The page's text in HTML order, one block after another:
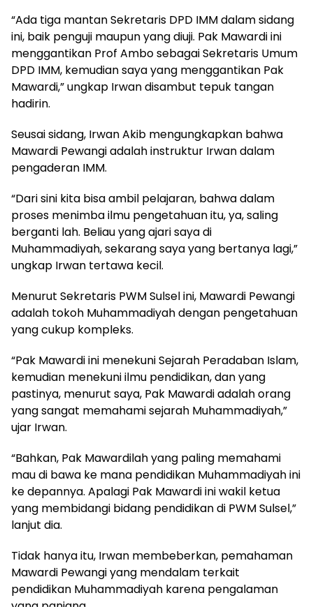
“Ada tiga mantan Sekretaris DPD IMM dalam sidang
ini, baik penguji maupun yang diuji. Pak Mawardi ini
menggantikan Prof Ambo sebagai Sekretaris Umum
DPD IMM, kemudian saya yang menggantikan Pak
Mawardi,” ungkap Irwan disambut tepuk tangan
hadirin.
Seusai sidang, Irwan Akib mengungkapkan bahwa
Mawardi Pewangi adalah instruktur Irwan dalam
pengaderan IMM.
“Dari sini kita bisa ambil pelajaran, bahwa dalam
proses menimba ilmu pengetahuan itu, ya, saling
berganti lah. Beliau yang ajari saya di
Muhammadiyah, sekarang saya yang bertanya lagi,”
ungkap Irwan tertawa kecil.
Menurut Sekretaris PWM Sulsel ini, Mawardi Pewangi
adalah tokoh Muhammadiyah dengan pengetahuan
yang cukup kompleks.
“Pak Mawardi ini menekuni Sejarah Peradaban Islam,
kemudian menekuni ilmu pendidikan, dan yang
pastinya, menurut saya, Pak Mawardi adalah orang
yang sangat memahami sejarah Muhammadiyah,”
ujar Irwan.
“Bahkan, Pak Mawardilah yang paling memahami
mau di bawa ke mana pendidikan Muhammadiyah ini
ke depannya. Apalagi Pak Mawardi ini wakil ketua
yang membidangi bidang pendidikan di PWM Sulsel,”
lanjut dia.
Tidak hanya itu, Irwan membeberkan, pemahaman
Mawardi Pewangi yang mendalam terkait
pendidikan Muhammadiyah karena pengalaman